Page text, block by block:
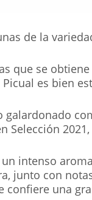
de la
que se
es bien
galardonado
Selección
intenso
junto con
confiere una